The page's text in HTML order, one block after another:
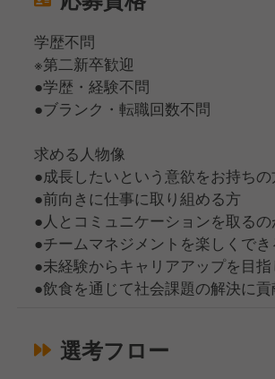
学歴不問
※第二新卒歓迎
●学歴・経験不問
●ブランク・転職回数不問
求める人物像
●成長したいという意欲をお持ちの
●前向きに仕事に取り組める方
●人とコミュニケーションを取る
●チームマネジメントを楽しくでき
●未経験からキャリアアップを目
●飲食を通じて社会課題の解決に
選考フロー